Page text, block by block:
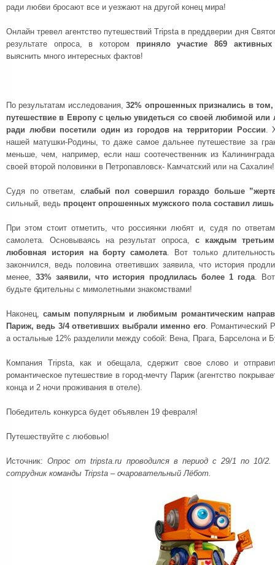
ради любви бросают все и уезжают на другой конец мира!
Онлайн тревел агентство путешествий Tripsta в преддверии дня
результате опроса, в котором приняло участие 869 активных
выяснить много интересных фактов!
По результатам исследования,32% опрошенных признались в
путешествие в Европу с целью увидеться со своей любимой
ради любви посетили один из городов на территории России .
нашей матушки-Родины, то даже самое дальнее путешествие за
меньше, чем, например, если наш соотечественник из
своей второй половинки в Петропавловск- Камчатский или на Сахалин!
Судя по ответам, слабый пол совершил гораздо больше
сильный, ведь процент опрошенных мужского пола составил лишь
При этом стоит отметить, что россиянки любят и, судя по
самолета. Основываясь на результат опроса, с каждым
любовная история на борту самолета . Вот только
закончился, ведь половина ответивших заявила, что история
менее, 33% заявили, что история продлилась более 1 года.
будьте бдительны с мимолетными знакомствами!
Наконец, самым популярным и любимым романтическим
Париж, ведь 3/4 ответивших выбрали именно его. Романтический
а остальные 12% разделили между собой: Вена, Прага, Барселона и
Компания Tripsta, как и обещала, сдержит свое слово и
романтическое путешествие в город-мечту Париж (агентство
конца и 2 ночи проживания в отеле).
Победитель конкурса будет объявлен 19 февраля!
Путешествуйте с любовью!
Источник:Опрос от tripsta .ru проводился в период с 29/1 по 10/
сотрудник команды Tripsta – очаровательный Лёбот